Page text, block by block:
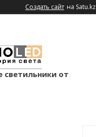
Создать сайт на Satu.kz
от